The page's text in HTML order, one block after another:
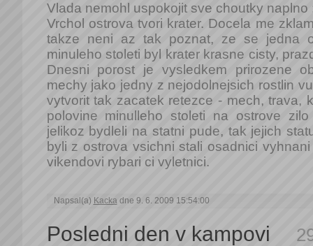
Vlada nemohl uspokojit sve choutky naplno
Vrchol ostrova tvori krater. Docela me
takze neni az tak poznat, ze se jedna
minuleho stoleti byl krater krasne cisty,
Dnesni porost je vysledkem prirozene
mechy jako jedny z nejodolnejsich rostlin
vytvorit tak zacatek retezce - mech, trava,
polovine minulleho stoleti na ostrove
jelikoz bydleli na statni pude, tak jejich
byli z ostrova vsichni stali osadnici
vikendovi rybari ci vyletnici.
Napsal(a) Kackadne 9. 6. 2009 15:54:00
Posledni den v kampovi